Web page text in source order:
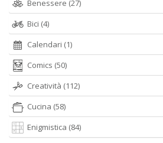
Benessere (27)
Bici (4)
Calendari (1)
Comics (50)
Creatività (112)
Cucina (58)
Enigmistica (84)